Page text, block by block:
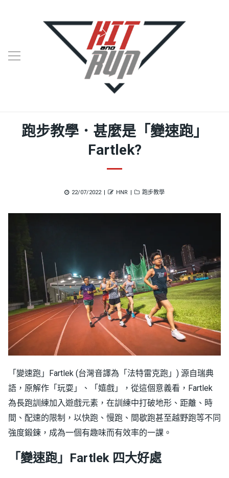
跑步教學．甚麼是「變速跑」
Fartlek?
Posted
22/07/2022 Author
HNR Categories
跑步教學
「變速跑」Fartlek (台灣音譯為「法特雷克跑」) 源自瑞典
語，原解作「玩耍」、「嬉戲」，從這個意義看，Fartlek
為長跑訓練加入遊戲元素，在訓練中打破地形、距離、時
間、配速的限制，以快跑、慢跑、間歇跑甚至越野跑等不同
強度鍛鍊，成為一個有趣味而有效率的一課。
「變速跑」Fartlek 四大好處